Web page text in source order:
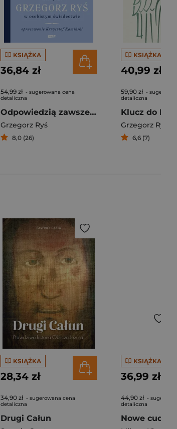
KSIĄŻKA
36,84 zł
54,99 zł - sugerowana cena
detaliczna
Odpowiedzią zawsze jest miłość
Grzegorz Ryś
8,0 (26)
KSIĄŻKA
40,99 zł
59,90 zł -
detaliczna
Grzegorz Ryś
6,6 (7)
KSIĄŻKA
28,34 zł
34,90 zł - sugerowana cena
detaliczna
Drugi Całun
KSIĄŻKA
36,99 zł
44,90 zł -
detaliczna